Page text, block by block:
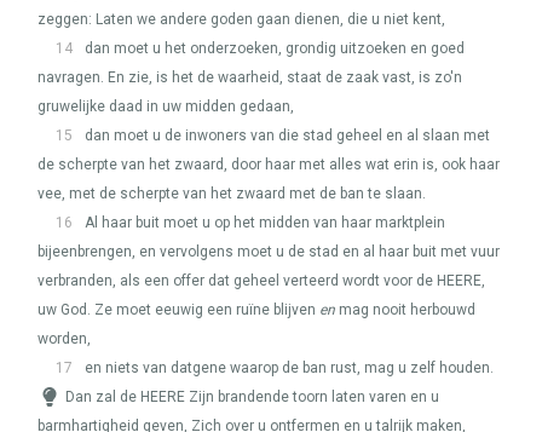
zeggen: Laten we andere goden gaan dienen, die u niet kent,
14
dan moet u het onderzoeken, grondig uitzoeken en goed
navragen. En zie, is het de waarheid, staat de zaak vast, is zo'n
gruwelijke daad in uw midden gedaan,
15
dan moet u de inwoners van die stad geheel en al slaan met
de scherpte van het zwaard, door haar met alles wat erin is, ook haar
vee, met de scherpte van het zwaard met de ban te slaan.
16
Al haar buit moet u op het midden van haar marktplein
bijeenbrengen, en vervolgens moet u de stad en al haar buit met vuur
verbranden, als een offer dat geheel verteerd wordt voor de HEERE,
uw God. Ze moet eeuwig een ruïne blijven en mag nooit herbouwd
worden,
17
en niets van datgene waarop de ban rust, mag u zelf houden.
Dan zal de HEERE Zijn brandende toorn laten varen en u
barmhartigheid geven, Zich over u ontfermen en u talrijk maken,